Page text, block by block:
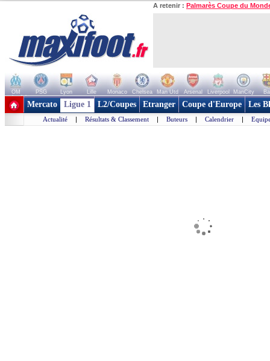
A retenir : Palmarès Coupe du
OM PSG Lyon Lille Monaco Chelsea Man Utd Arsenal Liverpool ManCity
+ de clubs
Mercato Ligue 1 L2/Coupes Etranger Coupe d'Europe Les
Actualité | Résultats & Classement | Buteurs | Calendrier |